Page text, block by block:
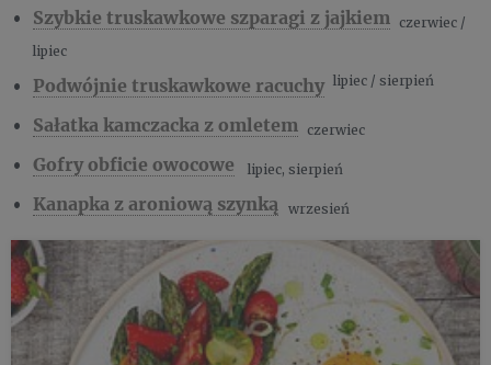
Szybkie truskawkowe szparagi z jajkiem
czerwiec /
lipiec
Podwójnie truskawkowe racuchy lipiec / sierpień
Sałatka kamczacka z omletem czerwiec
Gofry obficie owocowe lipiec, sierpień
Kanapka z aroniową szynką wrzesień